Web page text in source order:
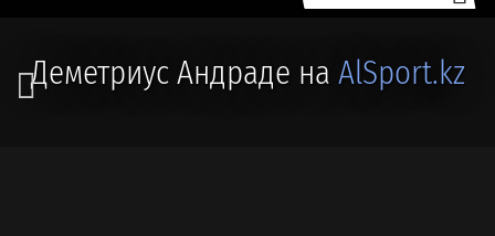
Деметриус Андраде на AlSport.kz